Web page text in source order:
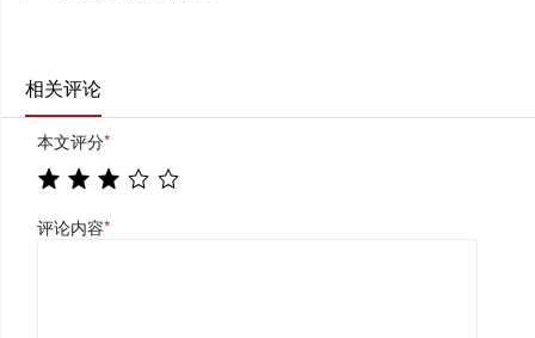
相关评论
本文评分*
评论内容*